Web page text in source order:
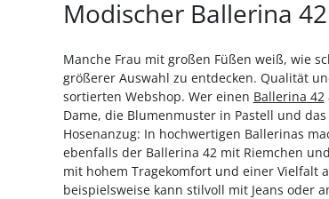
Modischer Ballerina
Manche Frau mit großen Füßen weiß, wie
größerer Auswahl zu entdecken. Qualität
sortierten Webshop. Wer einen Ballerina 42
Dame, die Blumenmuster in Pastell und
Hosenanzug: In hochwertigen Ballerinas
ebenfalls der Ballerina 42 mit Riemchen
mit hohem Tragekomfort und einer Vielfalt
beispielsweise kann stilvoll mit Jeans oder